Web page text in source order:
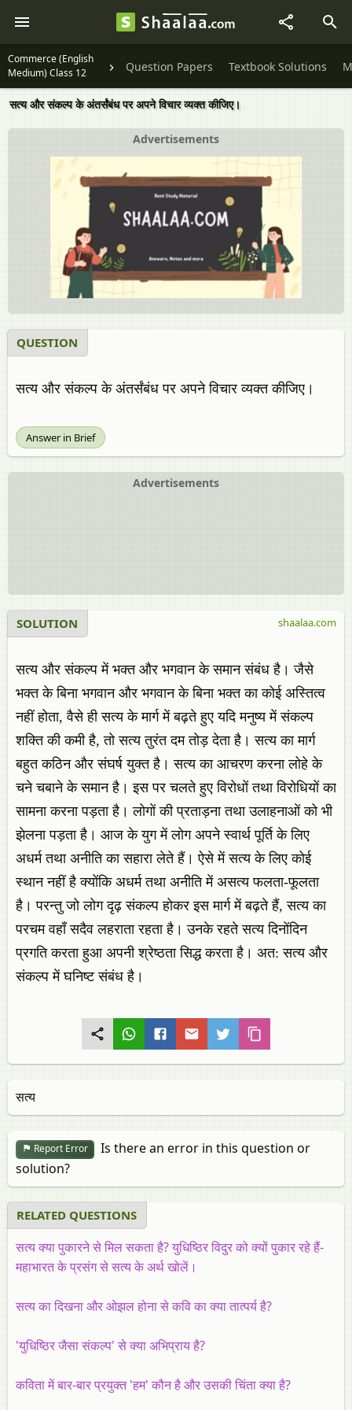
Commerce (English
Medium) Class 12
Question Papers Textbook Solutions
सत्य और संकल्प के अंतर्संबंध पर अपने विचार व्यक्त कीजिए।
Advertisements
QUESTION
सत्य और संकल्प के अंतर्संबंध पर अपने विचार व्यक्त कीजिए।
Answer in Brief
Advertisements
SOLUTION
सत्य और संकल्प में भक्त और भगवान के समान संबंध है। जैसे
भक्त के बिना भगवान और भगवान के बिना भक्त का कोई अस्तित्व
नहीं होता, वैसे ही सत्य के मार्ग में बढ़ते हुए यदि मनुष्य में संकल्प
शक्ति की कमी है, तो सत्य तुरंत दम तोड़ देता है। सत्य का मार्ग
बहुत कठिन और संघर्ष युक्त है। सत्य का आचरण करना लोहे के
चने चबाने के समान है। इस पर चलते हुए विरोधों तथा विरोधियों का
सामना करना पड़ता है। लोगों की प्रताड़ना तथा उलाहनाओं को भी
झेलना पड़ता है। आज के युग में लोग अपने स्वार्थ पूर्ति के लिए
अधर्म तथा अनीति का सहारा लेते हैं। ऐसे में सत्य के लिए कोई
स्थान नहीं है क्योंकि अधर्म तथा अनीति में असत्य फलता-फूलता
है। परन्तु जो लोग दृढ़ संकल्प होकर इस मार्ग में बढ़ते हैं, सत्य का
परचम वहाँ सदैव लहराता रहता है। उनके रहते सत्य दिनोंदिन
प्रगति करता हुआ अपनी श्रेष्ठता सिद्ध करता है। अत: सत्य और
संकल्प में घनिष्ट संबंध है।
shaalaa.com
सत्य
Report Error
Is there an error in this question or
solution?
RELATED QUESTIONS
सत्य क्या पुकारने से मिल सकता है? युधिष्ठिर विदुर को क्यों पुकार रहे हैं-
महाभारत के प्रसंग से सत्य के अर्थ खोलें।
सत्य का दिखना और ओझल होना से कवि का क्या तात्पर्य है?
'युधिष्ठिर जैसा संकल्प' से क्या अभिप्राय है?
कविता में बार-बार प्रयुक्त 'हम' कौन है और उसकी चिंता क्या है?